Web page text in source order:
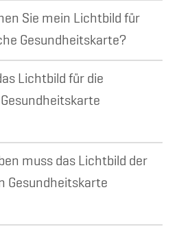
Sie mein Lichtbild für
Gesundheitskarte?
Lichtbild für die
muss das Lichtbild der
Gesundheitskarte